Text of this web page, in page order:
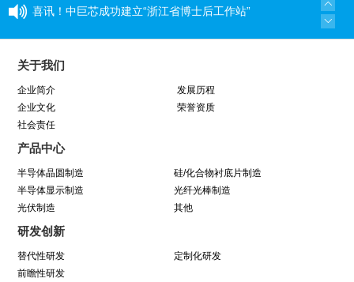
喜讯！中巨芯成功建立“浙江省博士后工作站”
动圆满结束
学芯谱理念 做靠谱者--中巨芯靠谱文化宣讲月活
动圆满收官
因为靠谱 所以信赖 | 中巨芯《芯谱》发布会
关于我们
企业简介
发展历程
企业文化
荣誉资质
社会责任
产品中心
半导体晶圆制造
硅/化合物衬底片制造
半导体显示制造
光纤光棒制造
光伏制造
其他
研发创新
替代性研发
定制化研发
前瞻性研发